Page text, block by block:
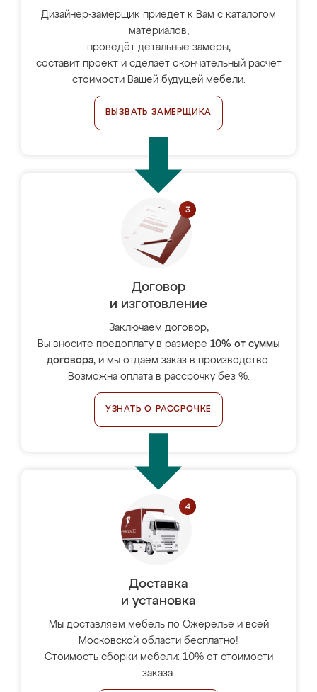
Дизайнер-замерщик приедет к Вам с каталогом
материалов,
проведёт детальные замеры,
составит проект и сделает окончательный расчёт
стоимости Вашей будущей мебели.
ВЫЗВАТЬ ЗАМЕРЩИКА
Договор
и изготовление
Заключаем договор,
Вы вносите предоплату в размере 10% от суммы
договора, и мы отдаём заказ в производство.
Возможна оплата в рассрочку без %.
УЗНАТЬ О РАССРОЧКЕ
Доставка
и установка
Мы доставляем мебель по Ожерелье и всей
Московской области бесплатно!
Стоимость сборки мебели: 10% от стоимости
заказа.